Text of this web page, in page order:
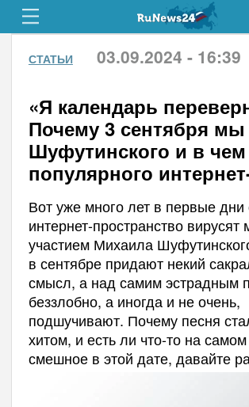
СТАТЬИ 03.09.2024 - 16:39
«Я календарь
Почему 3 сентября
Шуфутинского и в чем
популярного
Вот уже много лет в первые дни
интернет-пространство
участием Михаила
в сентябре придают некий
смысл, а над самим эстрадным
беззлобно, а иногда и не очень,
подшучивают. Почему песня
хитом, и есть ли что-то на
смешное в этой дате, давайте